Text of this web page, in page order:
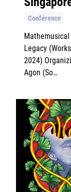
Conférence
Legacy
2024)
Agon (So…